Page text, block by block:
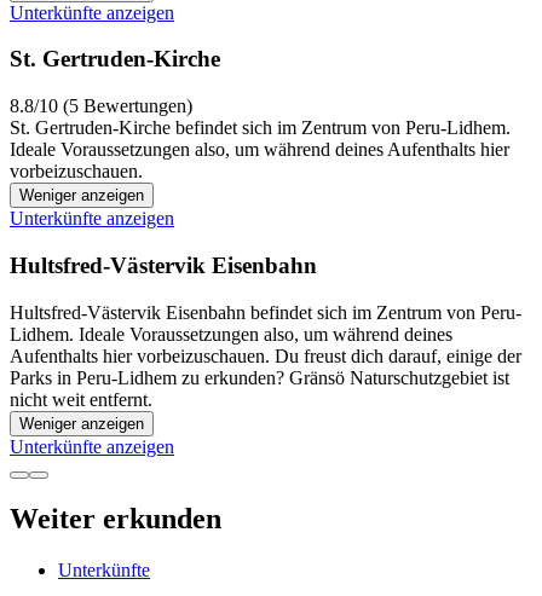
Unterkünfte anzeigen
St. Gertruden-Kirche
8.8/10 (5 Bewertungen)
St. Gertruden-Kirche befindet sich im Zentrum von Peru-Lidhem.
Ideale Voraussetzungen also, um während deines Aufenthalts hier
vorbeizuschauen.
Weniger anzeigen
Unterkünfte anzeigen
Hultsfred-Västervik Eisenbahn
Hultsfred-Västervik Eisenbahn befindet sich im Zentrum von Peru-
Lidhem. Ideale Voraussetzungen also, um während deines
Aufenthalts hier vorbeizuschauen. Du freust dich darauf, einige der
Parks in Peru-Lidhem zu erkunden? Gränsö Naturschutzgebiet ist
nicht weit entfernt.
Weniger anzeigen
Unterkünfte anzeigen
Weiter erkunden
Unterkünfte